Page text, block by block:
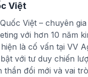
Việt
Việt – chuyên
với hơn 10 năm
là cố vấn tại VV
với tư duy chiến
thần đổi mới và vai